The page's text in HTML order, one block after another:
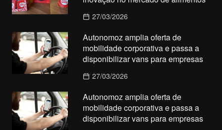
27/03/2026
Autonomoz amplia oferta de
mobilidade corporativa e passa a
disponibilizar vans para empresas
27/03/2026
Autonomoz amplia oferta de
mobilidade corporativa e passa a
disponibilizar vans para empresas